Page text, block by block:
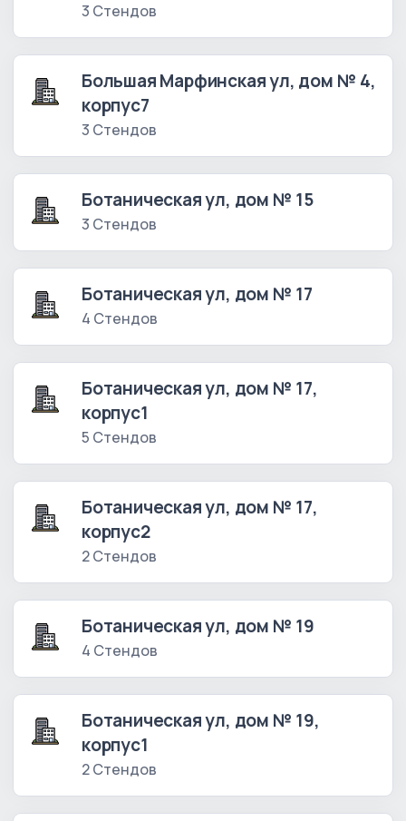
3 Стендов
Большая Марфинская ул, дом № 4,
корпус7
3 Стендов
Ботаническая ул, дом № 15
3 Стендов
Ботаническая ул, дом № 17
4 Стендов
Ботаническая ул, дом № 17,
корпус1
5 Стендов
Ботаническая ул, дом № 17,
корпус2
2 Стендов
Ботаническая ул, дом № 19
4 Стендов
Ботаническая ул, дом № 19,
корпус1
2 Стендов